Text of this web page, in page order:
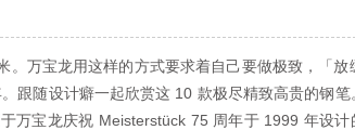
。万宝龙用这样的方式要求着自己要做极致，「
跟随设计癖一起欣赏这 10 款极尽精致高贵的钢
万宝龙庆祝 Meisterstück 75 周年于 1999 年设